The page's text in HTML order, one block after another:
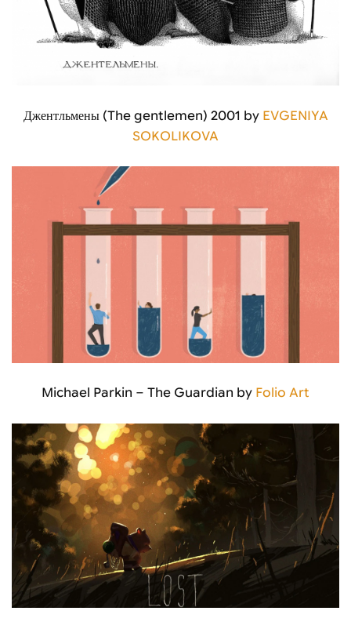
Джентльмены (The gentlemen) 2001 by EVGENIYA
SOKOLIKOVA
Michael Parkin – The Guardian by Folio Art